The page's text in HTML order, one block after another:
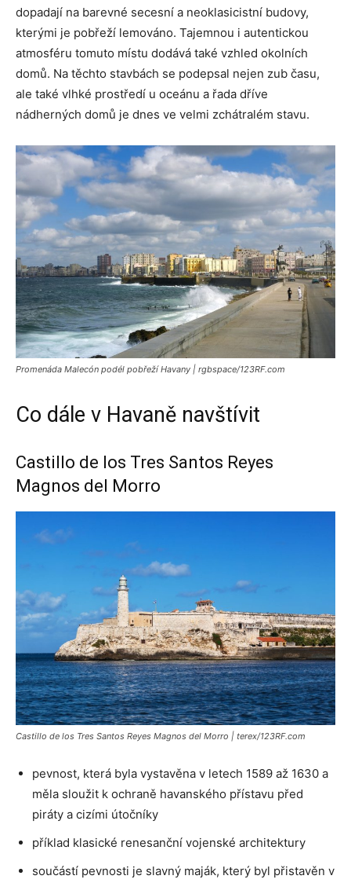
dopadají na barevné secesní a neoklasicistní budovy,
kterými je pobřeží lemováno. Tajemnou i autentickou
atmosféru tomuto místu dodává také vzhled okolních
domů. Na těchto stavbách se podepsal nejen zub času,
ale také vlhké prostředí u oceánu a řada dříve
nádherných domů je dnes ve velmi zchátralém stavu.
Promenáda Malecón podél pobřeží Havany | rgbspace/123RF.com
Co dále v Havaně navštívit
Castillo de los Tres Santos Reyes
Magnos del Morro
Castillo de los Tres Santos Reyes Magnos del Morro | terex/123RF.com
pevnost, která byla vystavěna v letech 1589 až 1630 a
měla sloužit k ochraně havanského přístavu před
piráty a cizími útočníky
příklad klasické renesanční vojenské architektury
součástí pevnosti je slavný maják, který byl přistavěn v